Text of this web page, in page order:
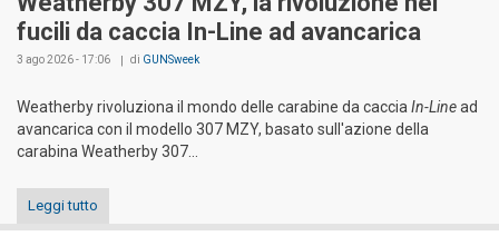
fucili da caccia In-Line ad avancarica
3 ago 2026 - 17:06 di GUNSweek
Weatherby rivoluziona il mondo delle carabine da caccia In-Linead
avancarica con il modello 307 MZY, basato sull'azione della
carabina Weatherby 307...
Leggi tutto